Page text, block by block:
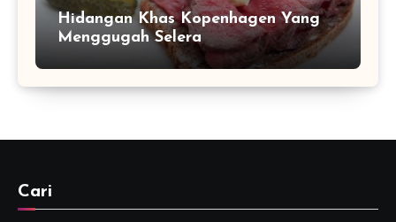
Hidangan Khas Kopenhagen Yang
Menggugah Selera
Cari